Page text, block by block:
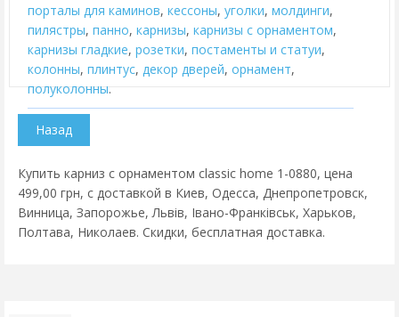
порталы для каминов, кессоны, уголки, молдинги,
пилястры, панно, карнизы, карнизы с орнаментом,
карнизы гладкие, розетки, постаменты и статуи,
колонны, плинтус, декор дверей, орнамент,
полуколонны.
Купить карниз с орнаментом classic home 1-0880, цена
499,00 грн, с доставкой в Киев, Одесса, Днепропетровск,
Винница, Запорожье, Львів, Івано-Франківськ, Харьков,
Полтава, Николаев. Скидки, бесплатная доставка.